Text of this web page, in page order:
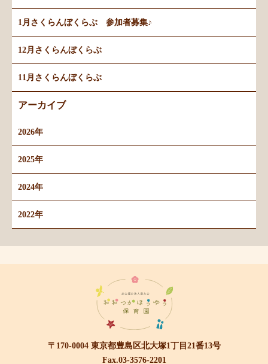
1月さくらんぼくらぶ 参加者募集♪
12月さくらんぼくらぶ
11月さくらんぼくらぶ
アーカイブ
2026年
2025年
2024年
2022年
〒170-0004 東京都豊島区北大塚1丁目21番13号
Fax.03-3576-2201